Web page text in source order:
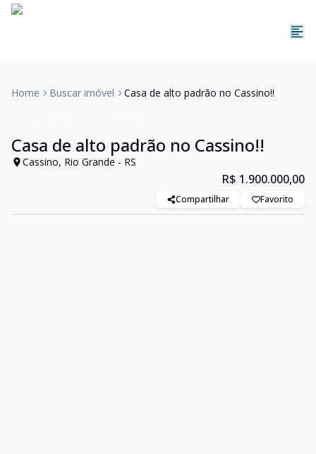
Home Buscar imóvel Casa de alto padrão no Cassino!!
Casa de alto padrão no Cassino!!
Cassino, Rio Grande - RS
R$ 1.900.000,00
Compartilhar Favorito